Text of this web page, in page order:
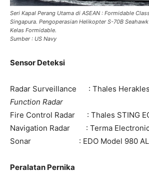
Seri Kapal Perang Utama di ASEAN : Formidable
Singapura. Pengoperasian Helikopter S-70B
Kelas Formidable.
Sumber : US Navy
Sensor Deteksi
Radar Surveillance : Thales
Function Radar
Fire Control Radar : Thales STING
Navigation Radar : Terma Electronic
Sonar : EDO Model 980
Peralatan Pernika